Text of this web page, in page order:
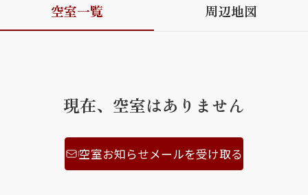
自立型サービス付き・シニア向け
お問い合わせ・よくある質問
空室一覧 周辺地図
現在、空室はありません
空室お知らせメールを受け取る